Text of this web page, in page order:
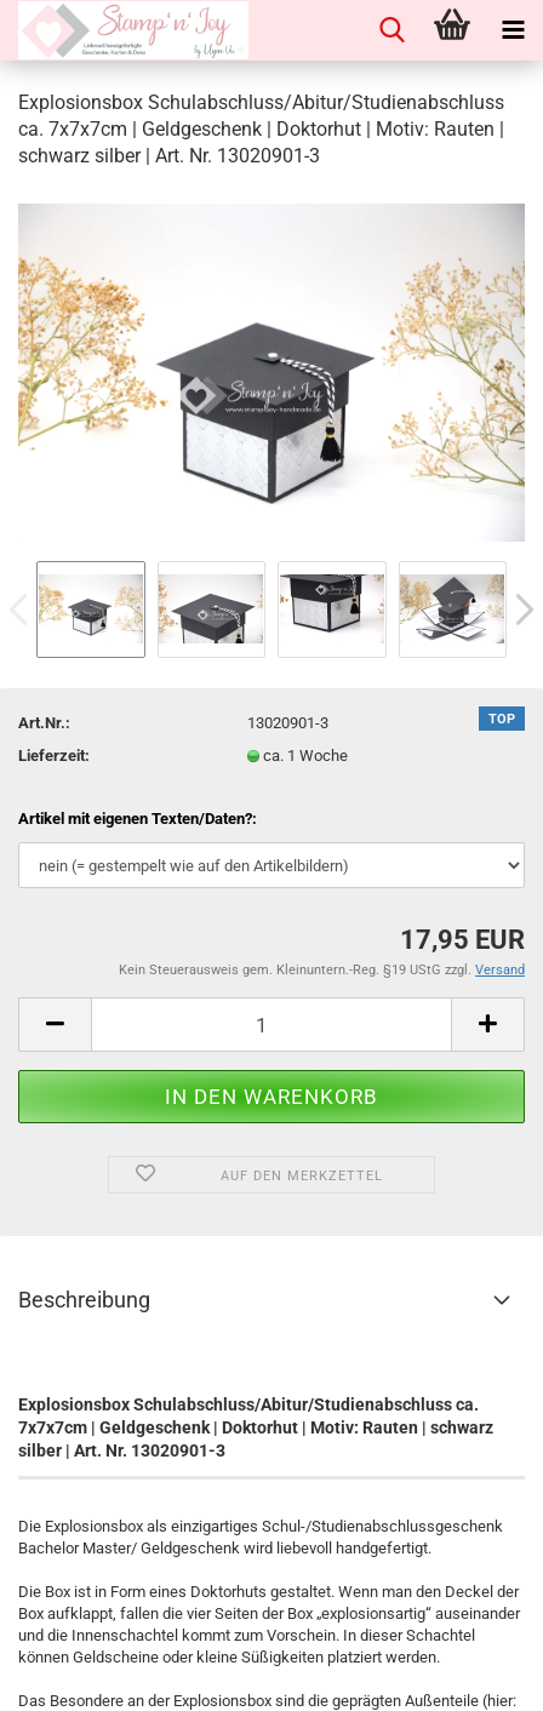
Explosionsbox Schulabschluss/Abitur/Studienabschluss
ca. 7x7x7cm | Geldgeschenk | Doktorhut | Motiv: Rauten |
schwarz silber | Art. Nr. 13020901-3
TOP
Art.Nr.:
13020901-3
Lieferzeit:
ca. 1 Woche
Artikel mit eigenen Texten/Daten?:
17,95 EUR
Kein Steuerausweis gem. Kleinuntern.-Reg. §19 UStG zzgl. Versand
AUF DEN MERKZETTEL
Beschreibung
Explosionsbox Schulabschluss/Abitur/Studienabschluss ca.
7x7x7cm | Geldgeschenk | Doktorhut | Motiv: Rauten | schwarz
silber | Art. Nr. 13020901-3
Die Explosionsbox als einzigartiges Schul-/Studienabschlussgeschenk
Bachelor Master/ Geldgeschenk wird liebevoll handgefertigt.
Die Box ist in Form eines Doktorhuts gestaltet. Wenn man den Deckel der
Box aufklappt, fallen die vier Seiten der Box „explosionsartig“ auseinander
und die Innenschachtel kommt zum Vorschein. In dieser Schachtel
können Geldscheine oder kleine Süßigkeiten platziert werden.
Das Besondere an der Explosionsbox sind die geprägten Außenteile (hier: